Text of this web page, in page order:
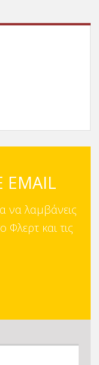
να λαμβάνεις
και τις